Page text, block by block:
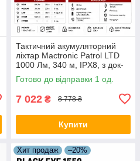
Тактичний акумуляторний
ліхтар Mactronic Patrol LTD
1000 Лм, 340 м, IPX8, з док-
станцією 12V/220V
Готово до відправки 1 од.
7 022 ₴ 8 778 ₴
Купити
Хит продаж –20%